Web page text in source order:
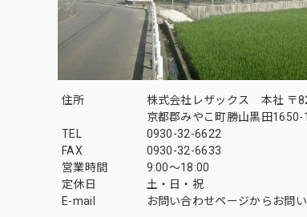
住所
株式会社レザックス 本社 〒
京都郡みやこ町勝山黒田1650-1
TEL
0930-32-6622
FAX
0930-32-6633
営業時間
9:00〜18:00
定休日
土・日・祝
E-mail
お問い合わせページからお問